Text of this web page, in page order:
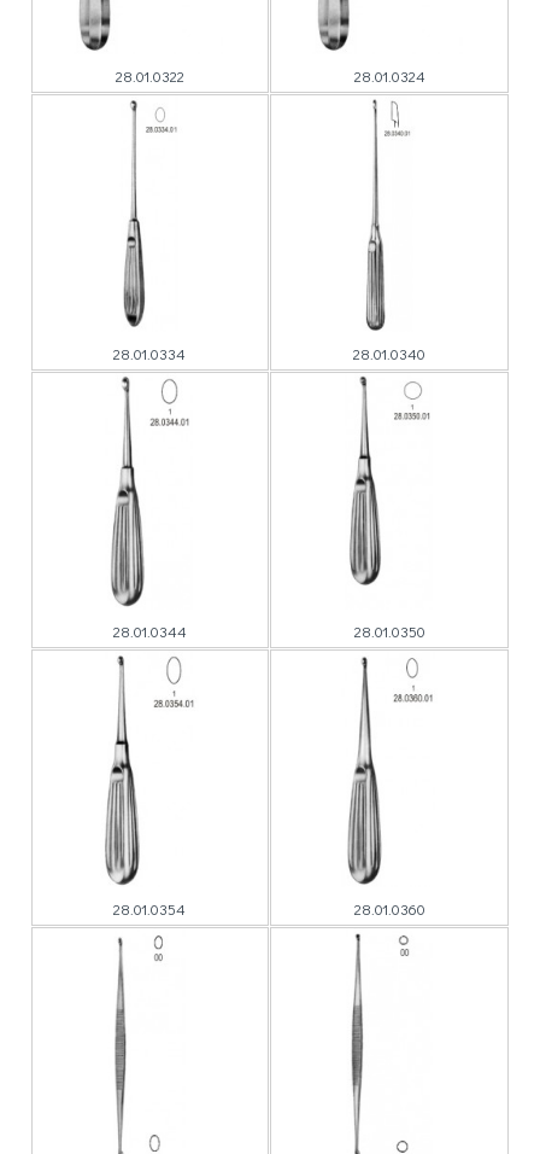
28.01.0322 28.01.0324
28.01.0334 28.01.0340
28.01.0344 28.01.0350
28.01.0354 28.01.0360